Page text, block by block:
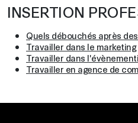
INSERTION
Quels débouchés après
Travailler dans le marketing
Travailler dans
Travailler en agence de